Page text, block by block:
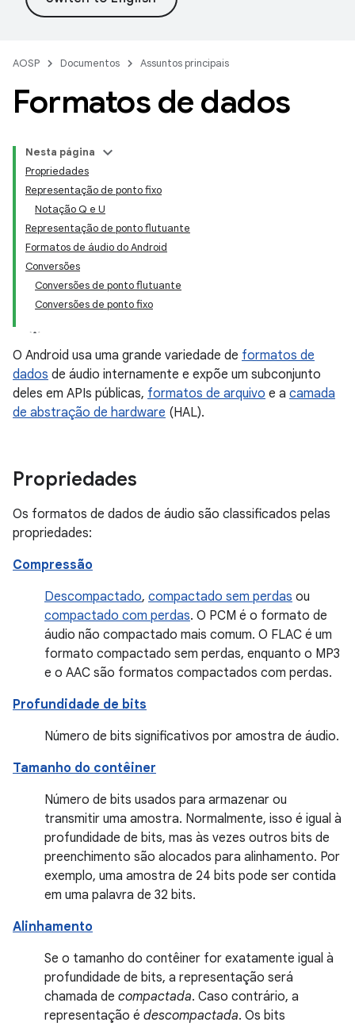
AOSP Documentos Assuntos principais
Formatos de dados
Nesta página
Propriedades
Representação de ponto fixo
Notação Q e U
Representação de ponto flutuante
Formatos de áudio do Android
Conversões
Conversões de ponto flutuante
Conversões de ponto fixo
O Android usa uma grande variedade de formatos de
dados de áudio internamente e expõe um subconjunto
deles em APIs públicas, formatos de arquivo e a camada
de abstração de hardware (HAL).
Propriedades
Os formatos de dados de áudio são classificados pelas
propriedades:
Compressão
Descompactado, compactado sem perdas ou
compactado com perdas. O PCM é o formato de
áudio não compactado mais comum. O FLAC é um
formato compactado sem perdas, enquanto o MP3
e o AAC são formatos compactados com perdas.
Profundidade de bits
Número de bits significativos por amostra de áudio.
Tamanho do contêiner
Número de bits usados para armazenar ou
transmitir uma amostra. Normalmente, isso é igual à
profundidade de bits, mas às vezes outros bits de
preenchimento são alocados para alinhamento. Por
exemplo, uma amostra de 24 bits pode ser contida
em uma palavra de 32 bits.
Alinhamento
Se o tamanho do contêiner for exatamente igual à
profundidade de bits, a representação será
chamada de compactada. Caso contrário, a
representação é descompactada. Os bits